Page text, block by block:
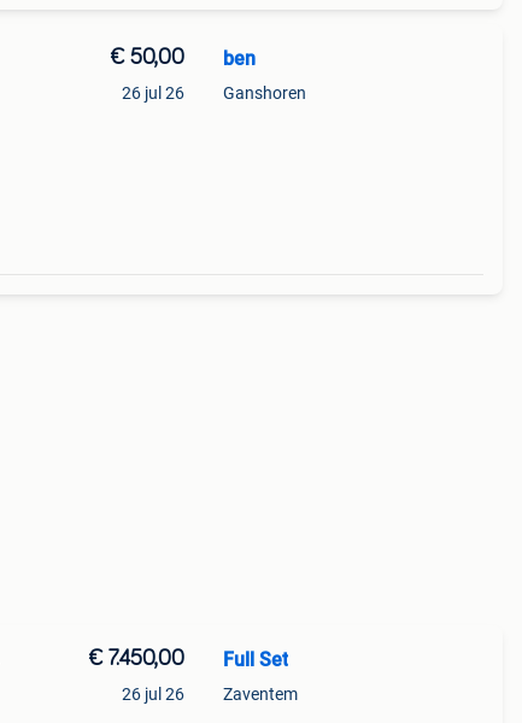
€ 50,00
26 jul 26
ben
Ganshoren
€ 7.450,00
26 jul 26
Full Set
Zaventem